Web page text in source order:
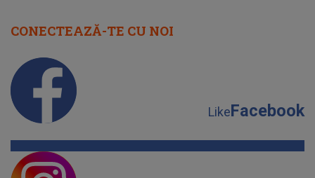
CONECTEAZĂ-TE CU NOI
LikeFacebook